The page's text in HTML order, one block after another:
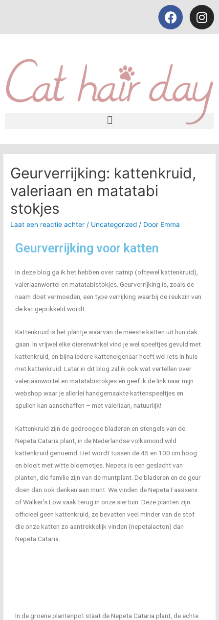
Geurverrijking: kattenkruid,
valeriaan en matatabi
stokjes
Laat een reactie achter / Uncategorized / Door Emma
Geurverrijking voor katten
In deze blog ga ik het hebben over catnip (oftewel kattenkruid),
valeriaanwortel en matatabistokjes. Geurverrijking is, zoals de
naam doet vermoeden, een type verrijking waarbij de reukzin van
de kat geprikkeld wordt.
Kattenkruid is het plantje waarvan de meeste katten uit hun dak
gaan. In vrijwel elke dierenwinkel vind je wel speeltjes gevuld met
kattenkruid, en bijna iedere katteneigenaar heeft wel iets in huis
met kattenkruid. Later in dit blog zal ik ook wat vertellen over
valeriaanwortel en matatabistokjes en geef ik de link naar mijn
webshop waar je allerlei handgemaakte kattenspeeltjes en
spullen kan aanschaffen – met valeriaan, natuurlijk!
Kattenkruid zijn de gedroogde bladeren en stengels van de
Nepeta Cataria plant, in de Nederlandse volksmond wild
kattenkruid genoemd. Het wordt tussen de 45 en 100 cm hoog
en bloeit met witte bloemetjes. Nepeta is een geslacht van
planten, die familie zijn van de muntplant. De bladeren en de geur
doen dan ook denken aan munt. We vinden de Nepeta Faassenii
of Walker’s Low vaak terug in onze siertuin. Deze planten zijn
officieel geen kattenkruid, ze bevatten veel minder van de stof
die onze katten zo aantrekkelijk vinden (nepetalacton) dan
Nepeta Cataria.
In de groene plantenpot staat de Nepeta Cataria plant, de echte